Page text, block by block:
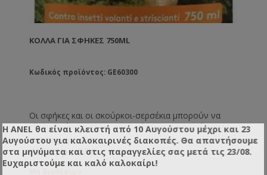
ΚΌΛΛΑ ΓΙΑ ΣΦΉΚΕΣ 750ML
Κωδικός προϊόντος: GE60300
Οι σφήκες και οι σκούρκοι-σερσέκια μπορούν να
εξελιχθούν σε πραγματική μάστιγα για τις μέλισσες
εξολοθρεύοντας τον πληθυσμό τους. Η κόλλα για
παγίδες θα συγκρατήσει και τις σφήκες και τους
σκούρκους-σερσέκια στην επιφάνεια που θα την
€12,20 χωρίς ΦΠΑ
€15,13 με ΦΠΑ
Η ANEL θα είναι κλειστή από 10 Αυγούστου μέχρι και 23
Αυγούστου για καλοκαιρινές διακοπές. Θα απαντήσουμε
στα μηνύματα και στις παραγγελίες σας μετά τις 23/08.
Ευχαριστούμε και καλό καλοκαίρι!